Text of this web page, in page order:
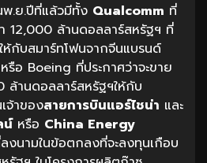
พ.ย.ปีที่แล้วมีทั้ง Qualcomm ที่
12,000 ล้านดอลลาร์สหรัฐฯ ที่
ห้กับสมาร์ทโฟนจากจีนแบรนด์
รือ Boeing ที่ประกาศว่าจะขาย
ล้านดอลลาร์สหรัฐฯให้กับ
จ้าของสายการบินแอร์ไชน่า และ
น์หรือ China Energy
งนามในข้อตกลงที่จะลงทุนเกือบ